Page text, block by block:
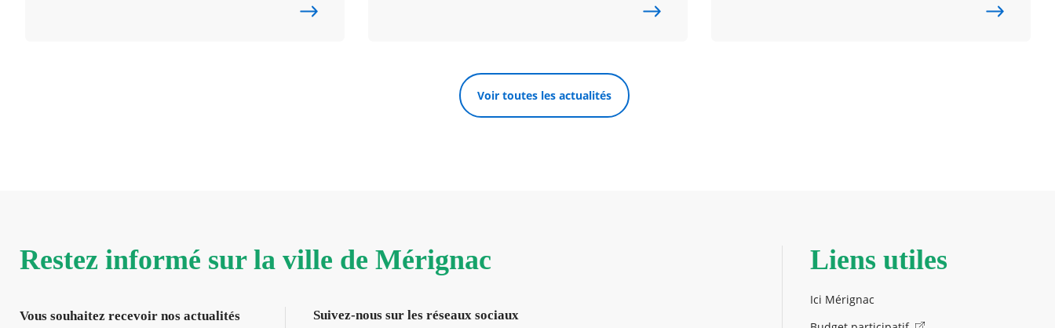
Voir toutes les actualités
Restez informé sur la ville de Mérignac
Vous souhaitez recevoir nos actualités
Suivez-nous sur les réseaux sociaux
Liens utiles
Ici Mérignac